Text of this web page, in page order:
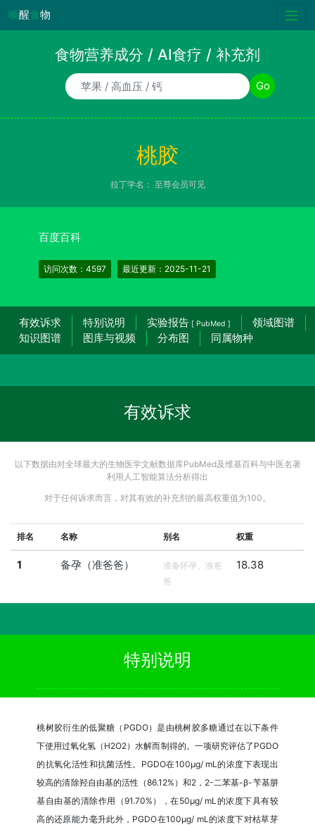
唤醒食物
食物营养成分 / AI食疗 / 补充剂
食物/AI食疗诉求/补充剂名称 Go
桃胶
拉丁学名： 至尊会员可见
百度百科
访问次数：4597 最近更新：2025-11-21
有效诉求 特别说明 实验报告 [ PubMed ]
领域图谱
知识图谱
图库与视频 分布图 同属物种
有效诉求
以下数据由对全球最大的生物医学文献数据库PubMed及维基百科与中医名著
利用人工智能算法分析得出
对于任何诉求而言，对其有效的补充剂的最高权重值为100。
排名 名称 别名 权重
1 备孕（准爸爸）
准备怀孕、准爸
爸
18.38
特别说明
桃树胶衍生的低聚糖（PGDO）是由桃树胶多糖通过在以下条件
下使用过氧化氢（H2O2）水解而制得的。一项研究评估了PGDO
的抗氧化活性和抗菌活性。PGDO在100μg/ mL的浓度下表现出
较高的清除羟自由基的活性（86.12%）和2，2-二苯基-β-苄基肼
基自由基的清除作用（91.70%），在50μg/ mL的浓度下具有较
高的还原能力毫升此外，PGDO在100μg/ mL的浓度下对枯草芽